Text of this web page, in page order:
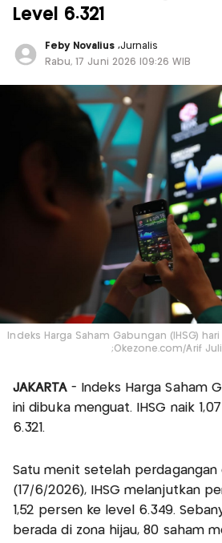
Level 6.321
Feby Novalius ,Jurnalis
Rabu, 17 Juni 2026 |09:26 WIB
Indeks Harga Saham Gabungan (IHSG)
;Okezone.com/Arif
JAKARTA - Indeks Harga Saham
ini dibuka menguat. IHSG naik
6.321.
Satu menit setelah perdagangan
(17/6/2026), IHSG melanjutkan
1,52 persen ke level 6.349.
berada di zona hijau, 80 saham